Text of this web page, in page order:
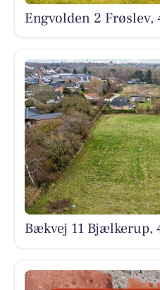
Engvolden 2 Frøslev,
Bækvej 11 Bjælkerup,